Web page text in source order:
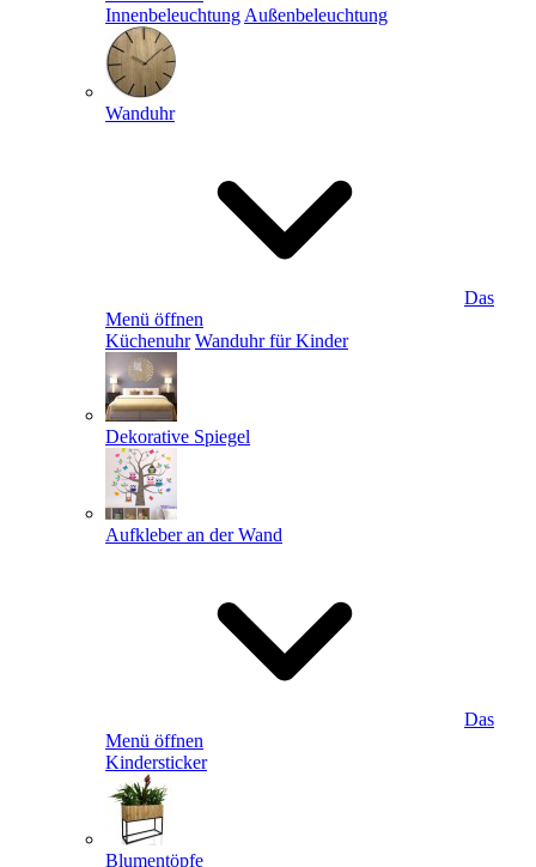
Innenbeleuchtung Außenbeleuchtung
Wanduhr
Das
Menü öffnen
Küchenuhr Wanduhr für Kinder
Dekorative Spiegel
Aufkleber an der Wand
Das
Menü öffnen
Kindersticker
Blumentöpfe